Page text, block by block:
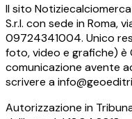
Il sito
S.r.l. con sede in Roma,
09724341004. Unico
foto, video e grafiche) è
comunicazione avente
scrivere a
Autorizzazione in